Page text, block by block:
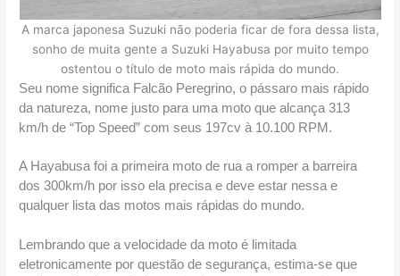
A marca japonesa Suzuki não poderia ficar de fora dessa lista,
sonho de muita gente a Suzuki Hayabusa por muito tempo
ostentou o título de moto mais rápida do mundo.
Seu nome significa Falcão Peregrino, o pássaro mais rápido
da natureza, nome justo para uma moto que alcança 313
km/h de “Top Speed” com seus 197cv à 10.100 RPM.
A Hayabusa foi a primeira moto de rua a romper a barreira
dos 300km/h por isso ela precisa e deve estar nessa e
qualquer lista das motos mais rápidas do mundo.
Lembrando que a velocidade da moto é limitada
eletronicamente por questão de segurança, estima-se que